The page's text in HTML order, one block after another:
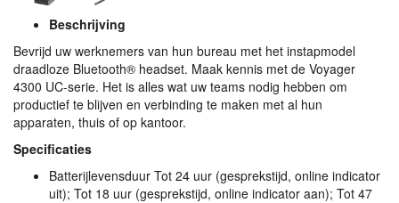
Beschrijving
Bevrijd uw werknemers van hun bureau met het instapmodel
draadloze Bluetooth® headset. Maak kennis met de Voyager
4300 UC-serie. Het is alles wat uw teams nodig hebben om
productief te blijven en verbinding te maken met al hun
apparaten, thuis of op kantoor.
Specificaties
Batterijlevensduur Tot 24 uur (gesprekstijd, online indicator
uit); Tot 18 uur (gesprekstijd, online indicator aan); Tot 47